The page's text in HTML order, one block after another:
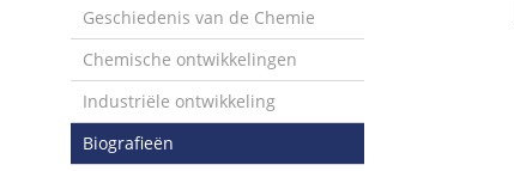
naar
het
menu
Geschiedenis van de Chemie
Chemische ontwikkelingen
Industriële ontwikkeling
Biografieën